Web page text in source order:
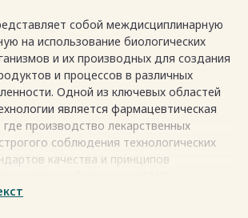
собой междисциплинарную
на использование биологических
и их производных для создания
и процессов в различных
Одной из ключевых областей
является фармацевтическая
производство лекарственных
соблюдения технологических
качества и принципов
лекарственных форм значительное